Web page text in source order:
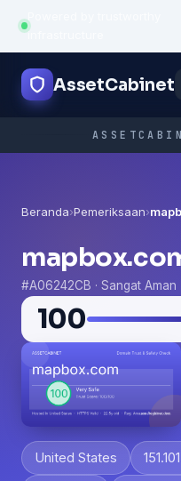
infrastructure
AssetCabinet
Beranda›Pemeriksaan›
#A06242CB · Sangat Aman
100
United States